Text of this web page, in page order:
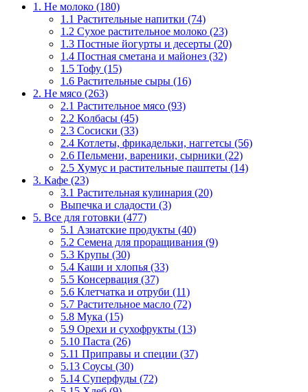
1. Не молоко (180)
1.1 Растительные напитки (74)
1.2 Сухое растительное молоко (23)
1.3 Постные йогурты и десерты (20)
1.4 Постная сметана и майонез (32)
1.5 Тофу (15)
1.6 Растительные сыры (16)
2. Не мясо (263)
2.1 Растительное мясо (93)
2.2 Колбасы (45)
2.3 Сосиски (33)
2.4 Котлеты, фрикадельки, наггетсы (56)
2.6 Пельмени, вареники, сырники (22)
2.5 Хумус и растительные паштеты (14)
3. Кафе (23)
3.1 Растительная кулинария (20)
Выпечка и сладости (3)
5. Все для готовки (477)
5.1 Азиатские продукты (40)
5.2 Семена для проращивания (9)
5.3 Крупы (30)
5.4 Каши и хлопья (33)
5.5 Консервация (37)
5.6 Клетчатка и отруби (11)
5.7 Растительное масло (72)
5.8 Мука (15)
5.9 Орехи и сухофрукты (13)
5.10 Паста (26)
5.11 Приправы и специи (37)
5.13 Соусы (30)
5.14 Суперфуды (72)